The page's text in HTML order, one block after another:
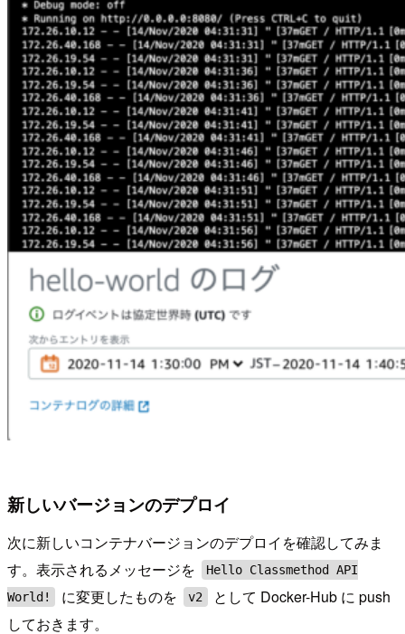
新しいバージョンのデプロイ
次に新しいコンテナバージョンのデプロイを確認してみま
す。表示されるメッセージを
Hello Classmethod API
World!
に変更したものを v2
として Docker-Hub に push
しておきます。